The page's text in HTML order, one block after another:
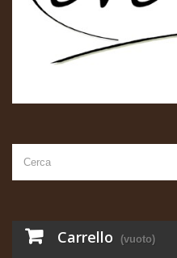
Carrello (vuoto)